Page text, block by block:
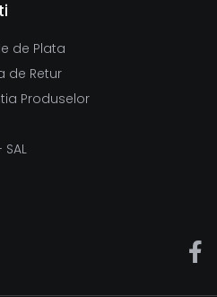
de Plata
de Retur
Produselor
SAL